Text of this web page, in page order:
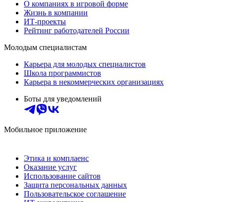
О компаниях в игровой форме
Жизнь в компании
ИТ-проекты
Рейтинг работодателей России
Молодым специалистам
Карьера для молодых специалистов
Школа программистов
Карьера в некоммерческих организациях
Боты для уведомлений
Мобильное приложение
Этика и комплаенс
Оказание услуг
Использование сайтов
Защита персональных данных
Пользовательское соглашение